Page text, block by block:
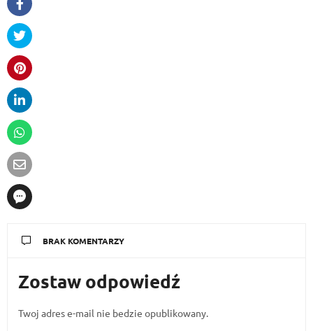
BRAK KOMENTARZY
Zostaw odpowiedź
Twoj adres e-mail nie bedzie opublikowany.